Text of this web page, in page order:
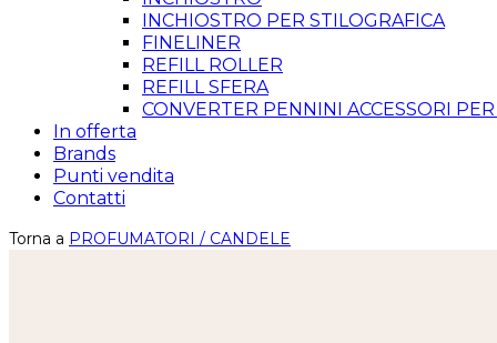
INCHIOSTRO PER STILOGRAFICA
FINELINER
REFILL ROLLER
REFILL SFERA
CONVERTER PENNINI ACCESSORI
In offerta
Brands
Punti vendita
Contatti
Torna a PROFUMATORI / CANDELE